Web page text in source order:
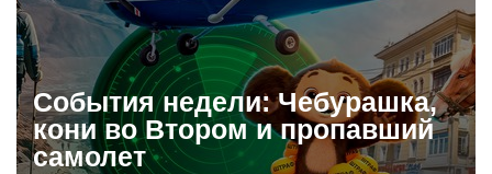
События недели: Чебурашка,
кони во Втором и пропавший
самолет